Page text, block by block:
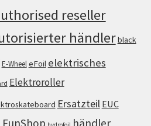
reseller
händlerblack
E-WheeleFoil elektrisches
Elektroroller
Ersatzteil EUC
FunShop händler